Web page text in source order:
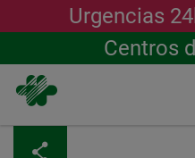
Urgencias
Centros